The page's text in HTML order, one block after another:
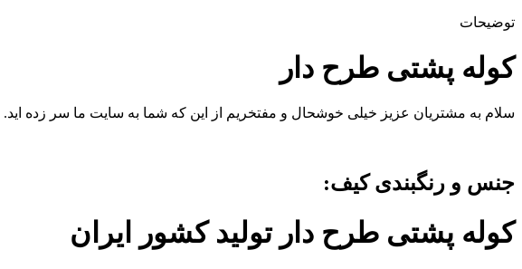
توضیحات
کوله پشتی طرح دار
سلام به مشتریان عزیز خیلی خوشحال و مفتخریم از این که شما به سایت ما سر زده اید.
جنس و رنگبندی کیف:
کوله پشتی طرح دار تولید کشور ایران